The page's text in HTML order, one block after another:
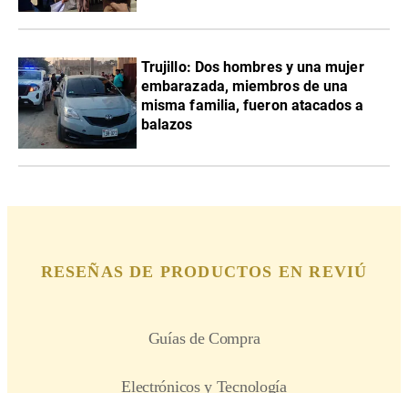
Trujillo: Dos hombres y una mujer
embarazada, miembros de una
misma familia, fueron atacados a
balazos